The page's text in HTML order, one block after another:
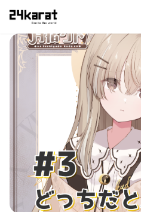
#3 どっちだと思う？月宿クドver.